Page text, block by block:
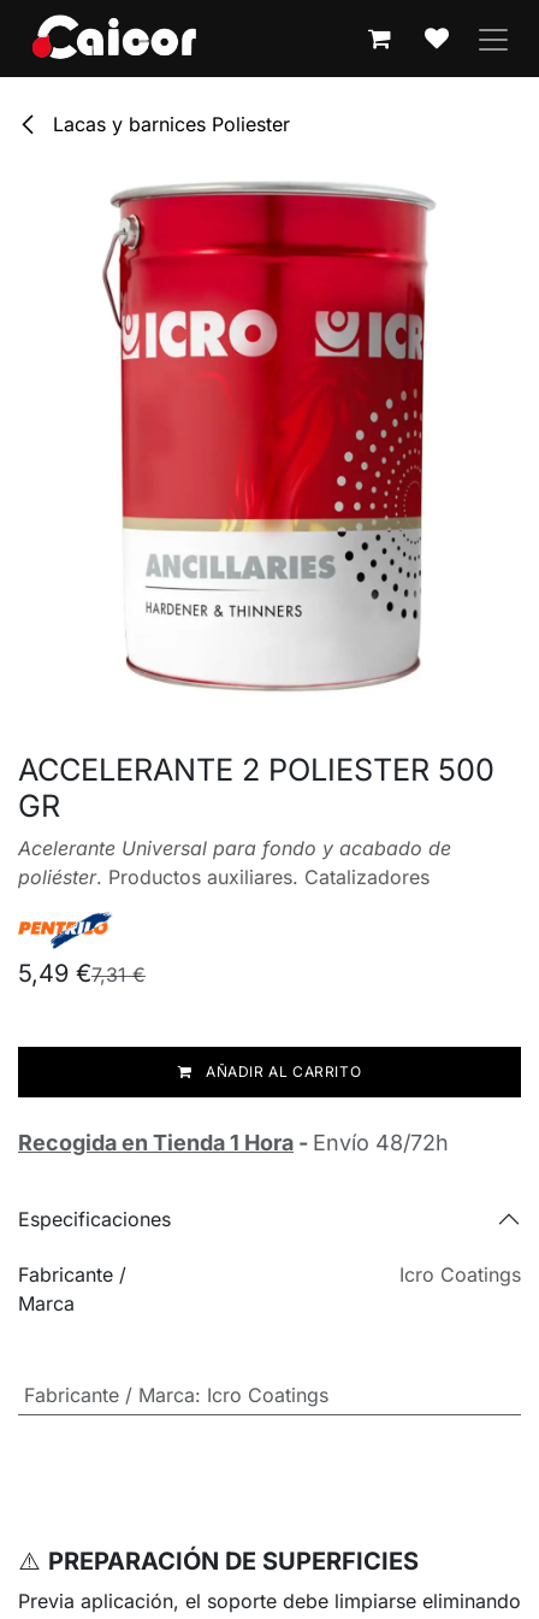
Lacas y barnices Poliester
ACCELERANTE 2 POLIESTER 500
GR
Acelerante Universal para fondo y acabado de
poliéster. Productos auxiliares. Catalizadores
5,49 €7,31€
AÑADIR AL CARRITO
Recogida en Tienda 1 Hora - Envío 48/72h
Especificaciones
Fabricante /
Marca
Icro Coatings
Fabricante / Marca: Icro Coatings
⚠️ PREPARACIÓN DE SUPERFICIES
Previa aplicación, el soporte debe limpiarse eliminando